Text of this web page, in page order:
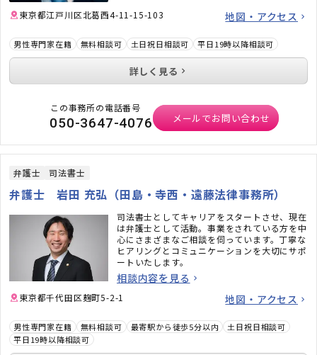
東京都江戸川区北葛西4-11-15-103 地図・アクセス
男性専門家在籍 無料相談可 土日祝日相談可 平日19時以降相談可
詳しく見る
この事務所の電話番号
050-3647-4076 メールでお問い合わせ
弁護士 司法書士
弁護士 岩田 充弘（田島・寺西・遠藤法律事務所）
司法書士としてキャリアをスタートさせ、現在
は弁護士として活動。事業をされている方を中
心にさまざまなご相談を伺っています。丁寧な
ヒアリングとコミュニケーションを大切にサポ
ートいたします。
相談内容を見る
東京都千代田区麹町5-2-1 地図・アクセス
男性専門家在籍 無料相談可 最寄駅から徒歩5分以内
土日祝日相談可
平日19時以降相談可